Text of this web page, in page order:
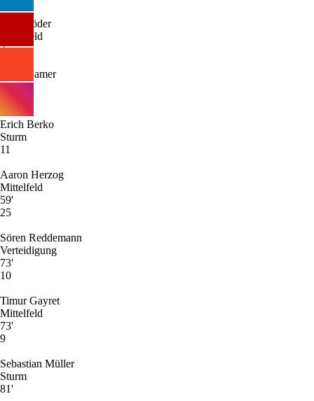
Elias Löder
Mittelfeld
7
Leon Damer
Sturm
41
Erich Berko
Sturm
11
Aaron Herzog
Mittelfeld
59'
25
Sören Reddemann
Verteidigung
73'
10
Timur Gayret
Mittelfeld
73'
9
Sebastian Müller
Sturm
81'